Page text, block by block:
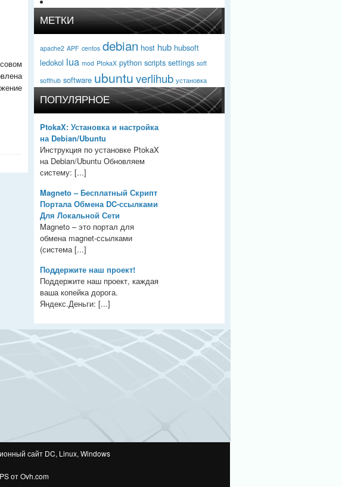
МЕТКИ
apache2 APF centos debian host hub hubsoft
ledokol lua mod PtokaX python scripts settings soft
softhub software ubuntuverlihub установка
ПОПУЛЯРНОЕ
PtokaX: Установка и настройка
на Debian/Ubuntu
Инструкция по установке PtokaX
на Debian/Ubuntu Обновляем
систему: [...]
Magneto – Бесплатный Скрипт
Портала Обмена DC-ссылками
Для Локальной Сети
Magneto – это портал для
обмена magnet-ссылками
(система [...]
Поддержите наш проект!
Поддержите наш проект, каждая
ваша копейка дорога.
Яндекс.Деньги: [...]
сайт DC, Linux, Windows
отOvh.com